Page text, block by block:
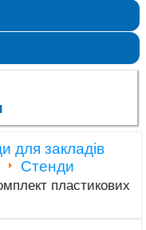
для закладів
Стенди
пластикових